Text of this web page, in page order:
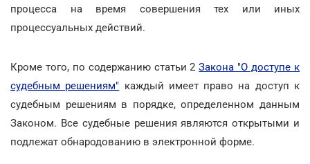
процесса на время совершения тех или иных
процессуальных действий.
Кроме того, по содержанию статьи 2Закона "О доступе к
судебным решениям" каждый имеет право на доступ к
судебным решениям в порядке, определенном данным
Законом. Все судебные решения являются открытыми и
подлежат обнародованию в электронной форме.